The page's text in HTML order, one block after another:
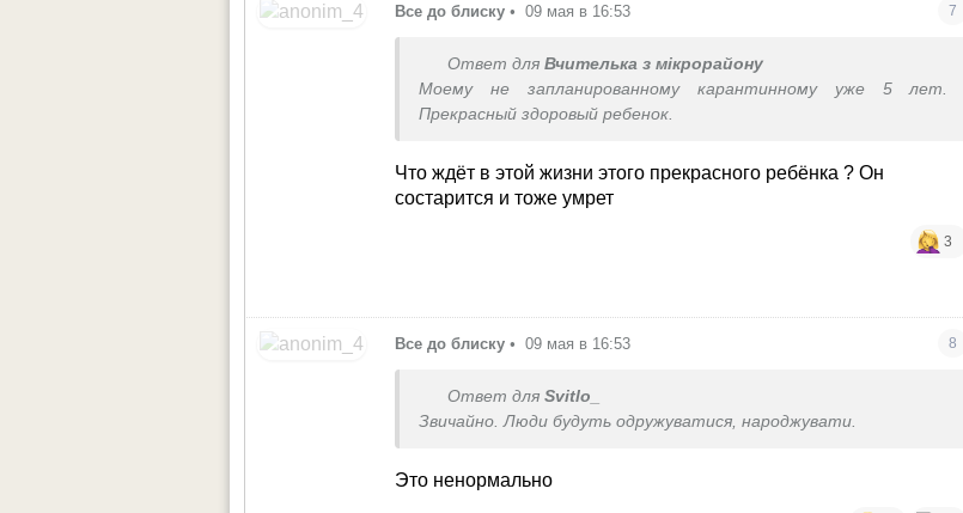
Все до блиску • 09 мая в 16:53 7
Ответ для Вчителька з мікрорайону
Моему не запланированному карантинному уже 5 лет.
Прекрасный здоровый ребенок.
Что ждёт в этой жизни этого прекрасного ребёнка ? Он
состарится и тоже умрет
3
Все до блиску • 09 мая в 16:53 8
Ответ для Svitlo_
Звичайно. Люди будуть одружуватися, народжувати.
Это ненормально